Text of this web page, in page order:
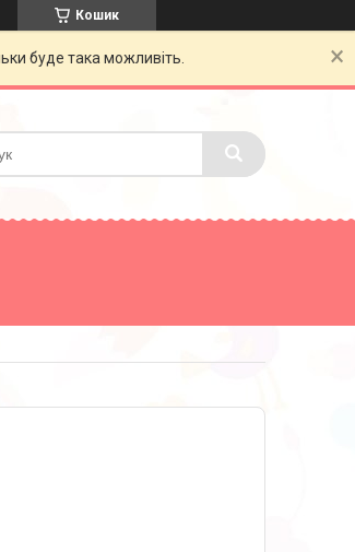
Кошик
буде така можливіть.